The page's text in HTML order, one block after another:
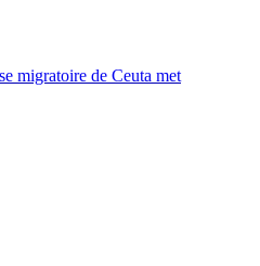
migratoire de Ceuta met